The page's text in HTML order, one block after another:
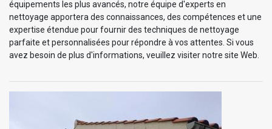
équipements les plus avancés, notre équipe d'experts en
nettoyage apportera des connaissances, des compétences et une
expertise étendue pour fournir des techniques de nettoyage
parfaite et personnalisées pour répondre à vos attentes. Si vous
avez besoin de plus d'informations, veuillez visiter notre site Web.